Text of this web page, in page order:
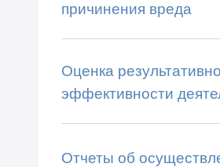
причинения вреда
Оценка
эффективности
Отчеты об